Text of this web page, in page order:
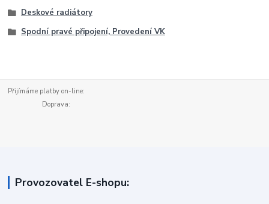
Deskové radiátory
Spodní pravé připojení, Provedení VK
Přijímáme platby on-line:
Doprava:
Provozovatel E-shopu: